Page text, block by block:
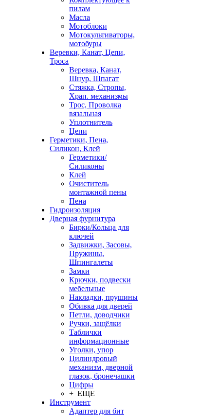
пилам
Масла
Мотоблоки
Мотокультиваторы,
мотобуры
Веревки, Канат, Цепи,
Троса
Веревка, Канат,
Шнур, Шпагат
Стяжка, Стропы,
Храп. механизмы
Трос, Проволка
вязальная
Уплотнитель
Цепи
Герметики, Пена,
Силикон, Клей
Герметики/
Силиконы
Клей
Очиститель
монтажной пены
Пена
Гидроизоляция
Дверная фурнитура
Бирки/Кольца для
ключей
Задвижки, Засовы,
Пружины,
Шпингалеты
Замки
Крючки, подвески
мебельные
Накладки, прушины
Обивка для дверей
Петли, доводчики
Ручки, защёлки
Таблички
информационные
Уголки, упор
Цилиндровый
механизм, дверной
глазок, бронечашки
Цифры
+ ЕЩЕ
Инструмент
Адаптер для бит